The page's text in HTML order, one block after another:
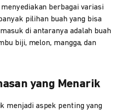
berbagai variasi
pilihan buah yang bisa
di antaranya adalah buah
biji, melon, mangga, dan
yang Menarik
menjadi aspek penting yang